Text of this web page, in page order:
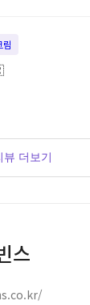
뷰 더보기
스